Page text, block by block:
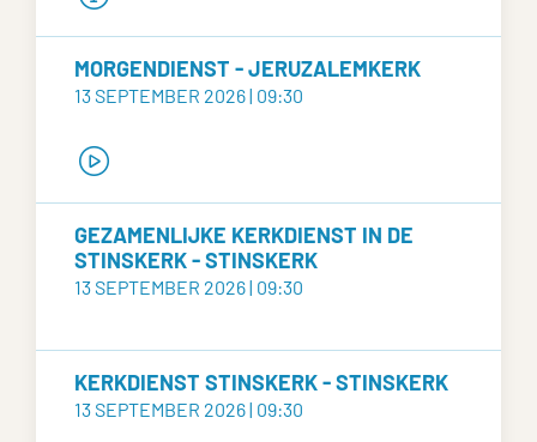
MORGENDIENST - JERUZALEMKERK
13 SEPTEMBER 2026 | 09:30
GEZAMENLIJKE KERKDIENST IN DE
STINSKERK - STINSKERK
13 SEPTEMBER 2026 | 09:30
KERKDIENST STINSKERK - STINSKERK
13 SEPTEMBER 2026 | 09:30